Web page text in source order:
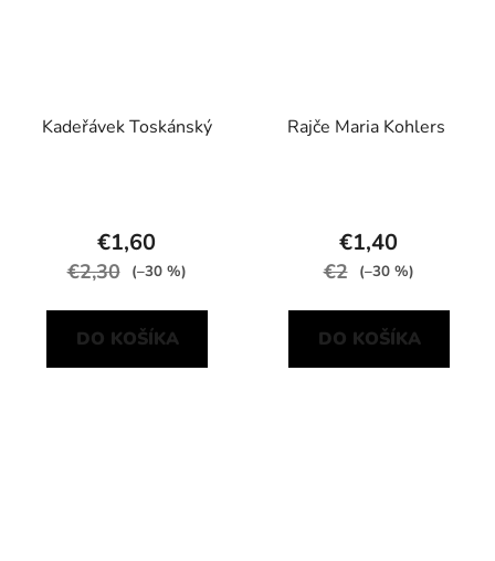
Kadeřávek Toskánský
€1,60
€2,30 (–30 %)
DO KOŠÍKA
Rajče Maria Kohlers
€1,40
€2 (–30 %)
DO KOŠÍKA